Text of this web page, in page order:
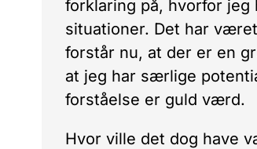
forklaring på, hvorfor
situationer. Det har
forstår nu, at der er en
at jeg har særlige
forståelse er guld værd.
Hvor ville det dog have